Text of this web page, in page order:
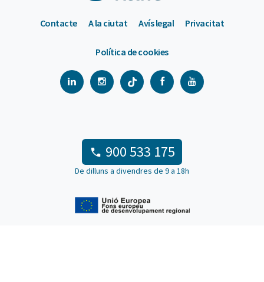
Contacte A la ciutat Avís legal Privacitat
Política de cookies
900 533 175
De dilluns a divendres de 9 a 18h